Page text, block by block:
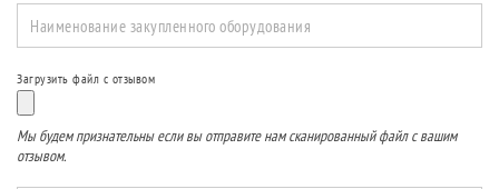
Наименование закупленного оборудования
Загрузить файл с отзывом
Мы будем признательны если вы отправите нам сканированный файл с вашим
отзывом.